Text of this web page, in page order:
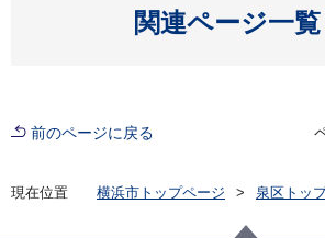
関連ページ一覧
開く
前のページに戻る
現在位置 横浜市トップページ
泉区トッ